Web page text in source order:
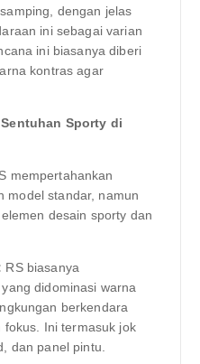
dengan jelas
ini sebagai varian
ini biasanya diberi
kontras agar
Sporty di
mempertahankan
model standar, namun
desain sporty dan
RS biasanya
didominasi warna
berkendara
Ini termasuk jok
dan panel pintu.